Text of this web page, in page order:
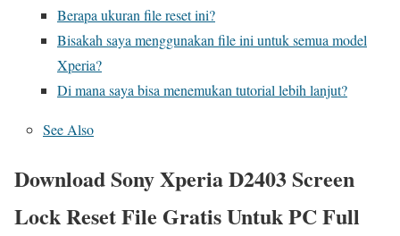
Berapa ukuran file reset ini?
Bisakah saya menggunakan file ini untuk semua model
Xperia?
Di mana saya bisa menemukan tutorial lebih lanjut?
See Also
Download Sony Xperia D2403 Screen
Lock Reset File Gratis Untuk PC Full